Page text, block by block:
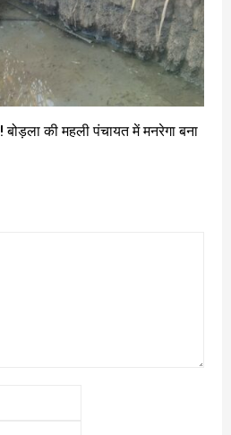
बोड़ला की महली पंचायत में मनरेगा बना